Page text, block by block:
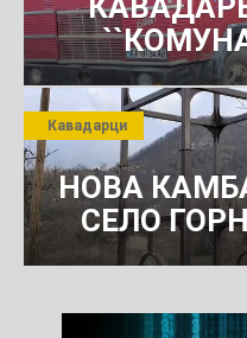
НОВА
СЕЛО
Кавадарци